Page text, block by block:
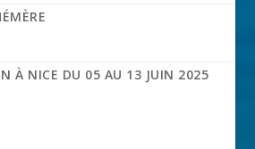
À NICE DU 05 AU 13 JUIN 2025